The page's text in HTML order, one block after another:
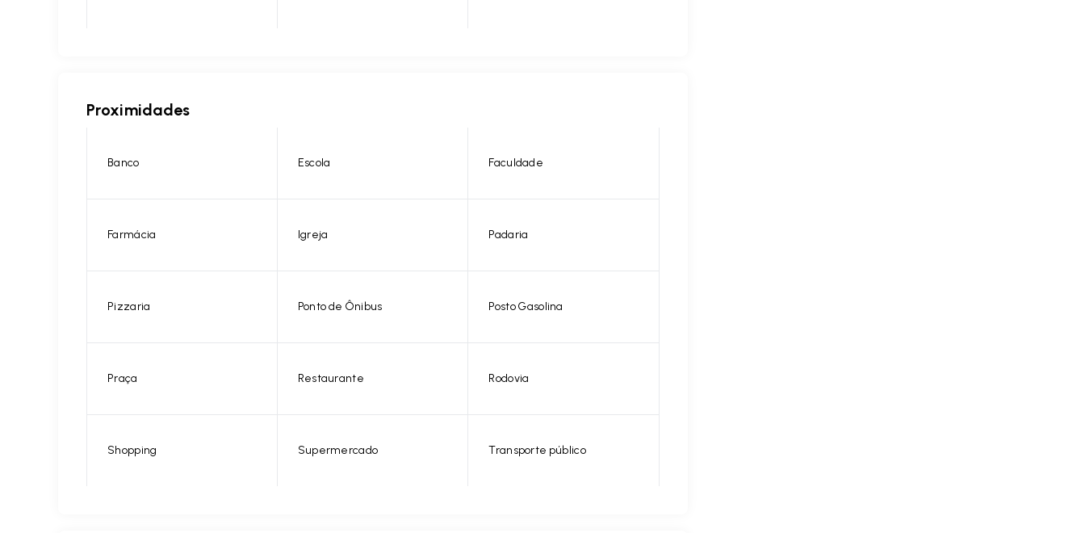
Proximidades
Banco Escola Faculdade
Farmácia Igreja Padaria
Pizzaria Ponto de Ônibus Posto Gasolina
Praça Restaurante Rodovia
Shopping Supermercado Transporte público